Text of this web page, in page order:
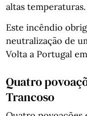
altas temperaturas.
Este incêndio
neutralização de
Volta a Portugal
Quatro
Trancoso